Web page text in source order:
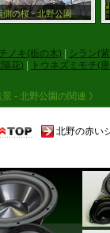
側の桜 - 北野公園
チノキ(栃の木)
シラン(
花)
トウネズミモチ(
景 - 北野公園の関連 》
北野の赤い